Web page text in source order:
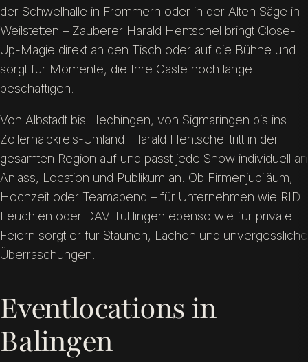
der Schwelhalle in Frommern oder in der Alten Säge in
Weilstetten – Zauberer Harald Hentschel bringt Close-
Up-Magie direkt an den Tisch oder auf die Bühne und
sorgt für Momente, die Ihre Gäste noch lange
beschäftigen.
Von Albstadt bis Hechingen, von Sigmaringen bis ins
Zollernalbkreis-Umland: Harald Hentschel tritt in der
gesamten Region auf und passt jede Show individuell an
Anlass, Location und Publikum an. Ob Firmenjubiläum,
Hochzeit oder Teamabend – für Unternehmen wie RIDI
Leuchten oder DAV Tuttlingen ebenso wie für private
Feiern sorgt er für Staunen, Lachen und unvergessliche
Überraschungen.
Eventlocations in
Balingen